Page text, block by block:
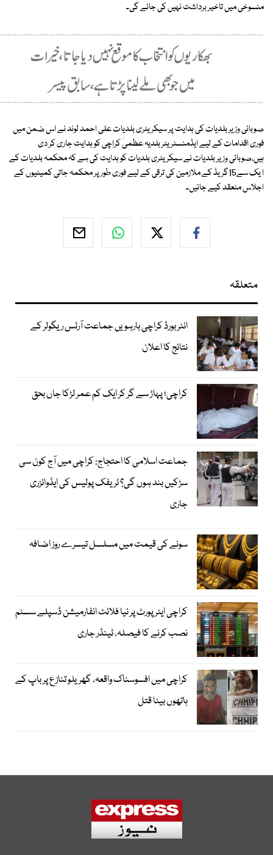
منسوخی میں تاخیر برداشت نہیں کی جائے گی۔
صوبائی وزیر بلدیات کی ہدایت پر سیکریٹری بلدیات علی احمد لوند نے اس ضمن میں
فوری اقدامات کے لیے ایڈمنسٹریٹر بلدیہ عظمیٰ کراچی کو ہدایت جاری کر دی
ہیں،صوبائی وزیر بلدیات نے سیکریٹری بلدیات کو ہدایت کی ہے کہ محکمہ بلدیات کے
ا یک سے15گریڈ کے ملازمین کی ترقی کے لیے فوری طور پر محکمہ جاتی کمیٹیوں کے
اجلاس منعقد کیے جائیں۔
متعلقہ
انٹر بورڈ کراچی بارہویں جماعت آرٹس ریگولر کے
نتائج کا اعلان
کراچی؛ پہاڑ سے گر کر ایک کم عمر لڑکا جاں بحق
جماعت اسلامی کا احتجاج: کراچی میں آج کون سی
سڑکیں بند ہوں گی؟ ٹریفک پولیس کی ایڈوائزری
جاری
سونے کی قیمت میں مسلسل تیسرے روز اضافہ
کراچی ایئرپورٹ پر نیا فلائٹ انفارمیشن ڈسپلے سسٹم
نصب کرنے کا فیصلہ، ٹینڈر جاری
کراچی میں افسوسناک واقعہ، گھریلو تنازع پر باپ کے
ہاتھوں بیٹا قتل